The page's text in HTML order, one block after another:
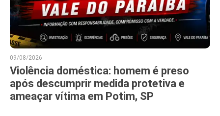
09/08/2026
Violência doméstica: homem é preso
após descumprir medida protetiva e
ameaçar vítima em Potim, SP